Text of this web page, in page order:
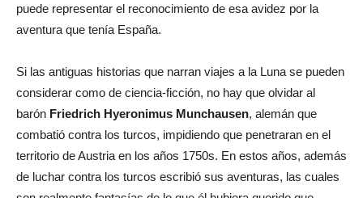
puede representar el reconocimiento de esa avidez por la
aventura que tenía España.
Si las antiguas historias que narran viajes a la Luna se pueden
considerar como de ciencia-ficción, no hay que olvidar al
barón Friedrich Hyeronimus Munchausen, alemán que
combatió contra los turcos, impidiendo que penetraran en el
territorio de Austria en los años 1750s. En estos años, además
de luchar contra los turcos escribió sus aventuras, las cuales